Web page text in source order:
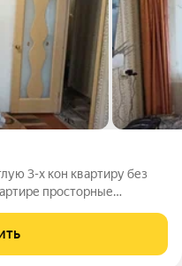
3-х кон квартиру без
просторные
двор, проспект Ленина и